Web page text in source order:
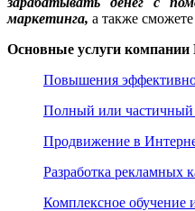
маркетинга, а также
Основные услуги компании
Повышения
Полный или частичный
Продвижение в
Разработка рекламных
Комплексное обучение